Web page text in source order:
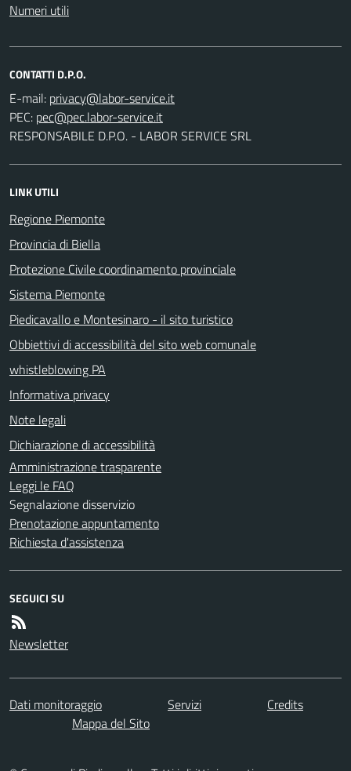
Numeri utili
CONTATTI D.P.O.
E-mail:
PEC:
RESPONSABILE D.P.O. - LABOR SERVICE SRL
LINK UTILI
Regione Piemonte
Provincia di Biella
Protezione Civile coordinamento provinciale
Sistema Piemonte
Piedicavallo e Montesinaro - il sito turistico
Obbiettivi di accessibilità del sito web comunale
whistleblowing PA
Informativa privacy
Note legali
Dichiarazione di accessibilità
Amministrazione trasparente
Leggi le FAQ
Segnalazione disservizio
Prenotazione appuntamento
Richiesta d'assistenza
SEGUICI SU
Newsletter
Dati monitoraggio Servizi
Credits
Mappa del Sito